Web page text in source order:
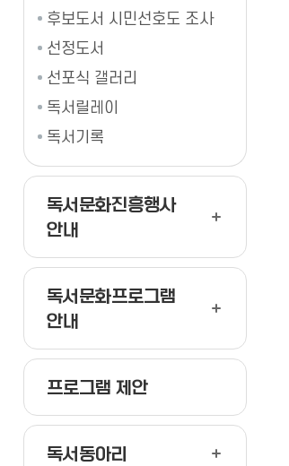
후보도서 시민선호도 조사
선정도서
선포식 갤러리
독서릴레이
독서기록
독서문화진흥행사
안내
독서문화프로그램
안내
프로그램 제안
독서동아리